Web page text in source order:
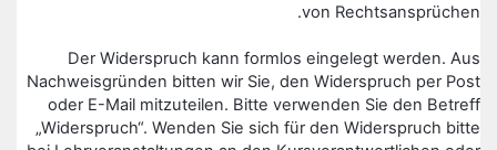
von Rechtsansprüchen.
Der Widerspruch kann formlos eingelegt werden. Aus
Nachweisgründen bitten wir Sie, den Widerspruch per Post
oder E-Mail mitzuteilen. Bitte verwenden Sie den Betreff
„Widerspruch“. Wenden Sie sich für den Widerspruch bitte